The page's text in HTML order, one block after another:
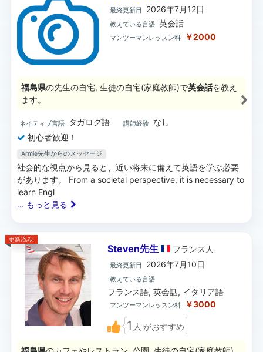
最終更新日 2026年7月12日
教えている言語 英会話
マンツーマンレッスン料 ￥2000
福島県の先生の自宅, 生徒の自宅(家庭教師)で英会話を教え
ます。
ネイティブ言語 タガログ語 講師経験
なし
初心者歓迎！
Armie先生からのメッセージ
社会的な視点から見ると、近い将来に備えて英語を学ぶ必要
があります。 From a societal perspective, it is necessary to
learn Engl
... もっと見る
更新済み!
Steven先生 フランス 人
最終更新日 2026年7月10日
教えている言語
フランス語, 英会話, イタリア語
マンツーマンレッスン料 ￥3000
1 人 がおすすめ